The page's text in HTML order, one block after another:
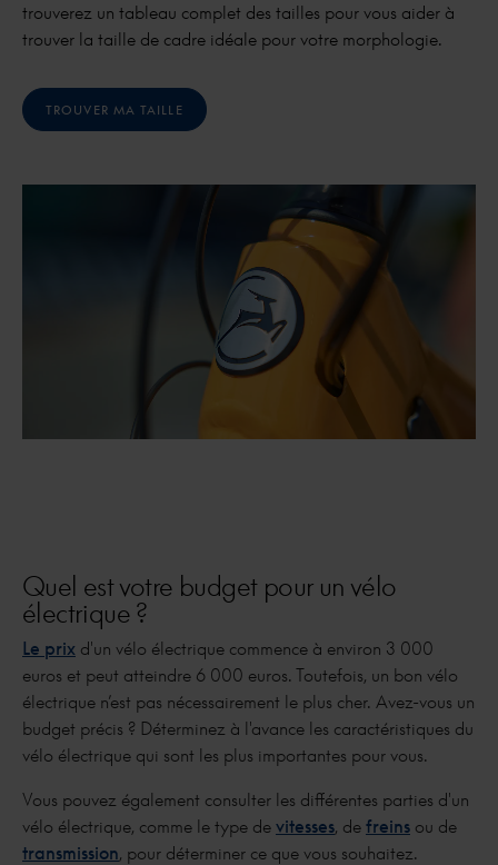
trouverez un tableau complet des tailles pour vous aider à
trouver la taille de cadre idéale pour votre morphologie.
TROUVER MA TAILLE
Quel est votre budget pour un vélo
électrique ?
Le prix d'un vélo électrique commence à environ 3 000
euros et peut atteindre 6 000 euros. Toutefois, un bon vélo
électrique n’est pas nécessairement le plus cher. Avez-vous un
budget précis ? Déterminez à l'avance les caractéristiques du
vélo électrique qui sont les plus importantes pour vous.
Vous pouvez également consulter les différentes parties d'un
vélo électrique, comme le type de vitesses, de freins ou de
transmission, pour déterminer ce que vous souhaitez.